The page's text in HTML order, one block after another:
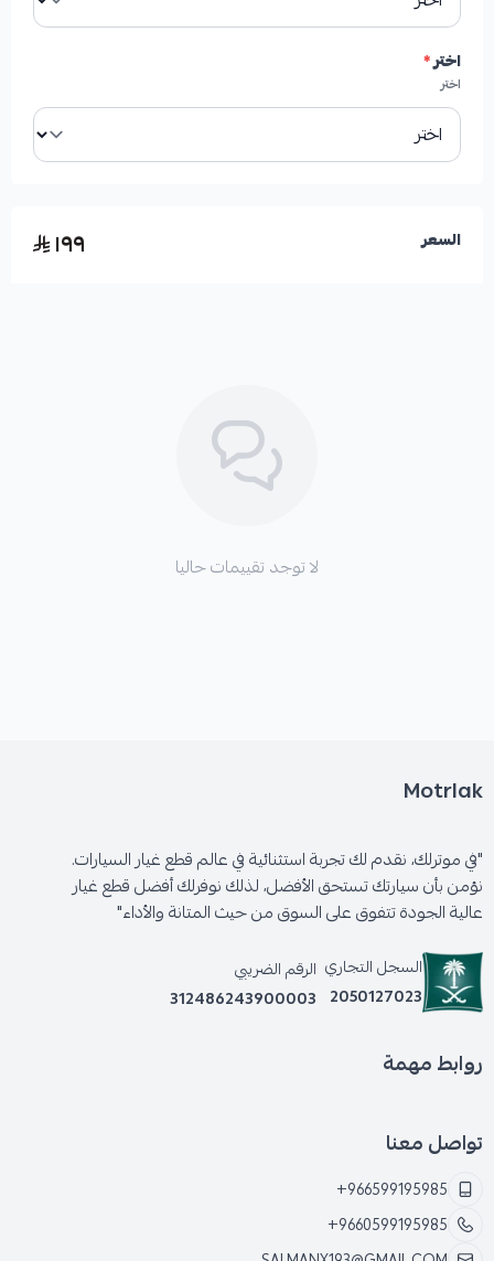
اختر*
اختر
السعر ١٩٩
لا توجد تقييمات حاليا
Motrlak
"في موترلك، نقدم لك تجربة استثنائية في عالم قطع غيار السيارات.
نؤمن بأن سيارتك تستحق الأفضل، لذلك نوفرلك أفضل قطع غيار
عالية الجودة تتفوق على السوق من حيث المتانة والأداء"
السجل التجاري
2050127023
الرقم الضريبي
312486243900003
روابط مهمة
تواصل معنا
+966599195985
+9660599195985